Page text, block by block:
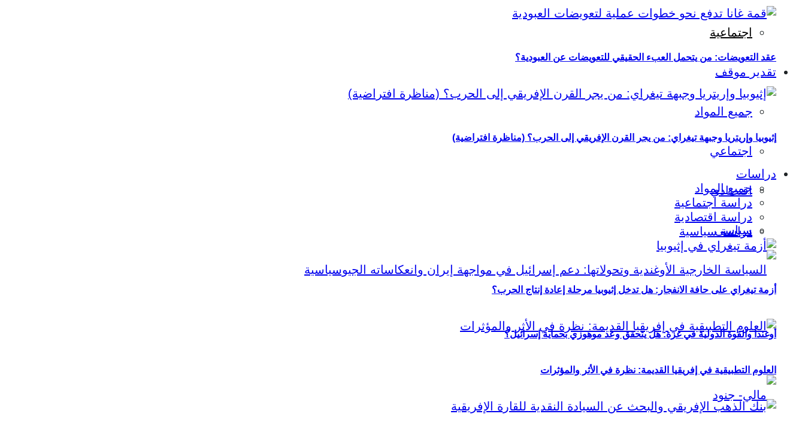
اجتماعية
تقدير موقف
جميع المواد
اجتماعي
اقتصادي
سياسي
أوغندا والقوة الدولية في غزة: هل يتحقق وعد موهوزي بحماية إسرائيل؟
عقد التعويضات: من يتحمل العبء الحقيقي للتعويضات عن العبودية؟
إثيوبيا وإريتريا وجبهة تيغراي: من يجر القرن الإفريقي إلى الحرب؟ (مناظرة افتراضية)
دراسات
جميع المواد
دراسة اجتماعية
دراسة اقتصادية
دراسة سياسية
أزمة تيغراي على حافة الانفجار: هل تدخل إثيوبيا مرحلة إعادة إنتاج الحرب؟
العلوم التطبيقية في إفريقيا القديمة: نظرة في الأثر والمؤثرات